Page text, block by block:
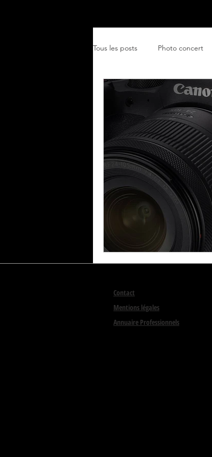
Tous les posts Photo concert
paysage café-théâtre
Événementiel Prestations
Contact
Mentions légales
Annuaire Professionnels